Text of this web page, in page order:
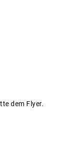
dem Flyer.